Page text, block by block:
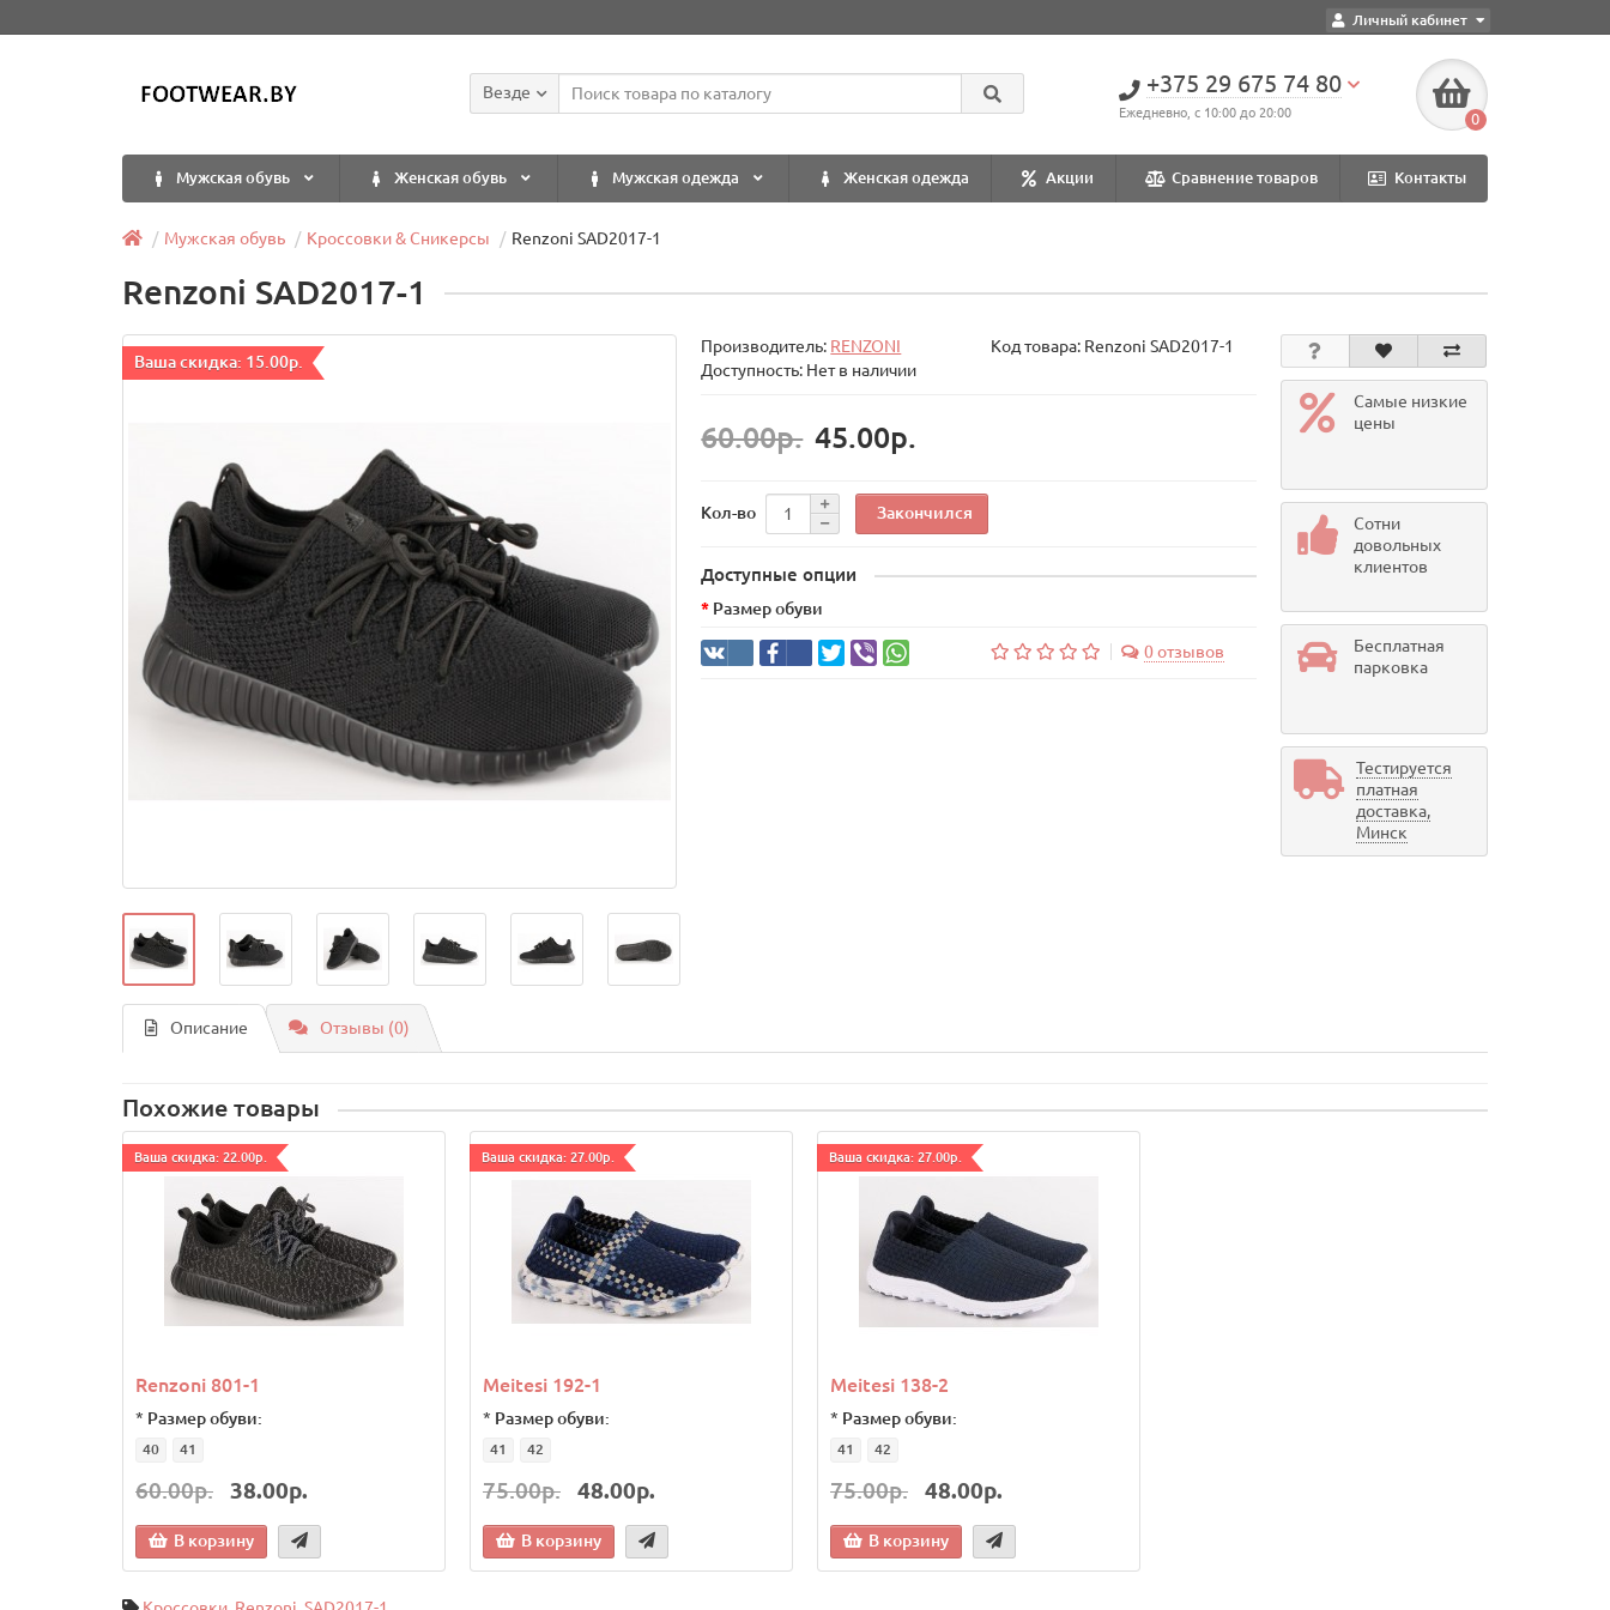
Личный кабинет
+375 29 675 74 80
Ежедневно, с 10:00 до 20:00 0
Везде
Мужская обувь Женская обувь Мужская одежда Женская одежда Акции Сравнение товаров Контакты
Мужская обувь Кроссовки & Сникерсы Renzoni SAD2017-1
Renzoni SAD2017-1
Ваша скидка: 15.00р.
Производитель: RENZONI Код товара: Renzoni SAD2017-1
Доступность: Нет в наличии
60.00р. 45.00р.
Кол-во Закончился
Доступные опции
Размер обуви
0 отзывов
Самые низкие
цены
Сотни
довольных
клиентов
Бесплатная
парковка
Тестируется
платная
доставка,
Минск
Описание Отзывы (0)
Похожие товары
Ваша скидка: 22.00р.
Renzoni 801-1
* Размер обуви:
40 41
60.00р. 38.00р.
В корзину
Ваша скидка: 27.00р.
Meitesi 192-1
* Размер обуви:
41 42
75.00р. 48.00р.
В корзину
Ваша скидка: 27.00р.
Meitesi 138-2
* Размер обуви:
41 42
75.00р. 48.00р.
В корзину